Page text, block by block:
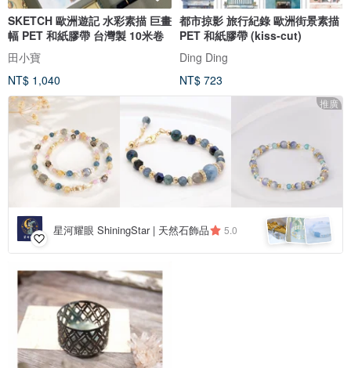
SKETCH 歐洲遊記 水彩素描 巨畫
幅 PET 和紙膠帶 台灣製 10米卷
田小寶
NT$ 1,040
都市掠影 旅行紀錄 歐洲街景素描
PET 和紙膠帶 (kiss-cut)
Ding Ding
NT$ 723
推廣
星河耀眼 ShiningStar | 天然石飾品 5.0